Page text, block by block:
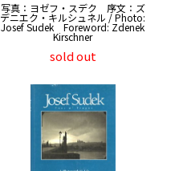
写真：ヨゼフ・スデク 序文：ズ
デニエク・キルシュネル / Photo:
Josef Sudek Foreword: Zdenek
Kirschner
sold out